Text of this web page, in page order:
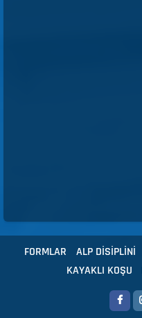
FORMLAR ALP DİSİPLİNİ
KAYAKLI KOŞU